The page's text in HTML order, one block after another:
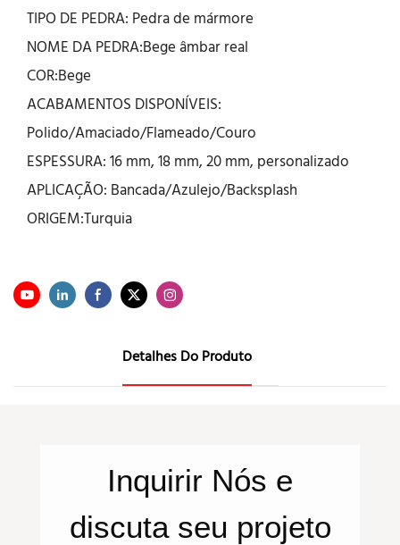
TIPO DE PEDRA: Pedra de mármore
NOME DA PEDRA:Bege âmbar real
COR:Bege
ACABAMENTOS DISPONÍVEIS:
Polido/Amaciado/Flameado/Couro
ESPESSURA: 16 mm, 18 mm, 20 mm, personalizado
APLICAÇÃO: Bancada/Azulejo/Backsplash
ORIGEM:Turquia
Detalhes Do Produto
Inquirir Nós e
discuta seu projeto